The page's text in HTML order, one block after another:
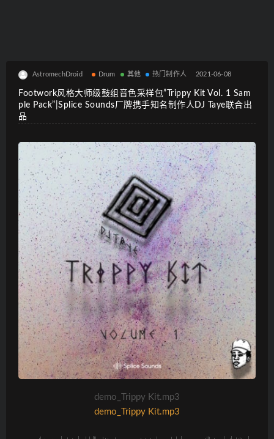
AstromechDroid Drum 其他 热门制作人 2021-06-08
Footwork风格大师级鼓组音色采样包”Trippy Kit Vol. 1 Sam
ple Pack”|Splice Sounds厂牌携手知名制作人DJ Taye联合出
品
demo_Trippy Kit.mp3
demo_Trippy Kit.mp3